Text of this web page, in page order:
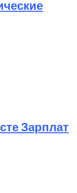
Зарплат